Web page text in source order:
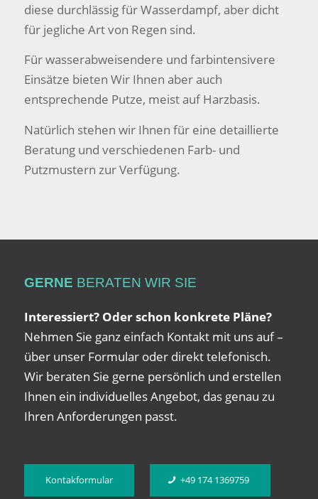
diese durchlässig für Wasserdampf, aber dicht
für jegliche Art von Regen sind.
Für wasserabweisendere und farbintensivere
Einsätze bieten Wir Ihnen aber auch
entsprechende Putze, meist auf Harzbasis.
Natürlich stehen wir Ihnen für eine detaillierte
Beratung und verschiedenen Farb- und
Putzmustern zur Verfügung.
GERNE BERATEN WIR SIE
Interessiert? Oder schon konkrete Pläne?
Nehmen Sie ganz einfach Kontakt mit uns auf –
über unser Formular oder direkt telefonisch.
Wir beraten Sie gerne persönlich und erstellen
Ihnen ein individuelles Angebot, das genau zu
Ihren Anforderungen passt.
Kontakformular +49 174 1369759